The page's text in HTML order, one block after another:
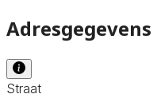
Adresgegevens
Straat